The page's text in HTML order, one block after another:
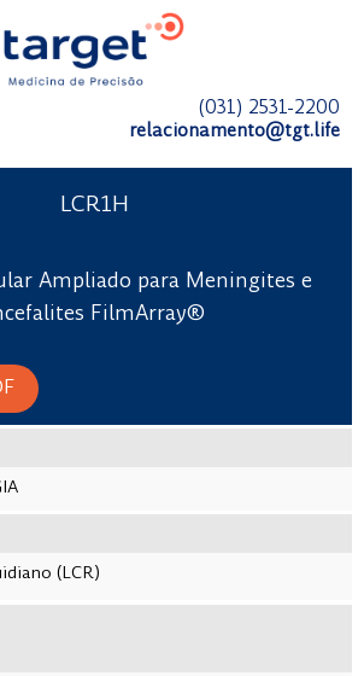
(031) 2531-2200
relacionamento@tgt.life
LCR1H
Ampliado para Meningites e
FilmArray®
(LCR)